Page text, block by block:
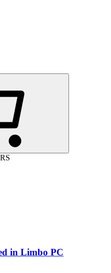
in Limbo PC